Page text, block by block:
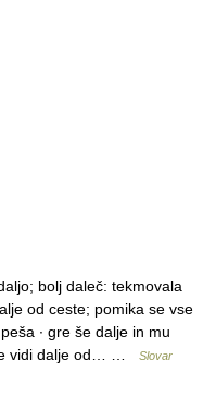
bolj daleč: tekmovala
od ceste; pomika se vse
∙ gre še dalje in mu
vidi dalje od… …
Slovar